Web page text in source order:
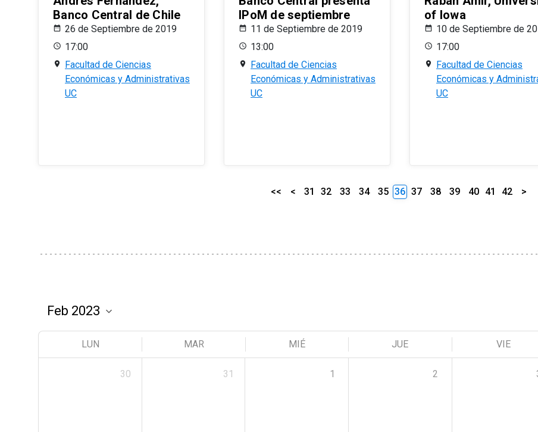
Banco Central de Chile
26 de Septiembre de 2019
17:00
Facultad de Ciencias
Económicas y Administrativas
UC
IPoM de septiembre
11 de Septiembre de 2019
13:00
Facultad de Ciencias
Económicas y Administrativas
UC
of Iowa
10 de Septiembre de
17:00
Facultad de Ciencias
Económicas y
UC
<< < 31 32 33 34 35 36 37 38 39 40 41 42 >
LUN MAR MIÉ JUE VIE
30 31 1 2